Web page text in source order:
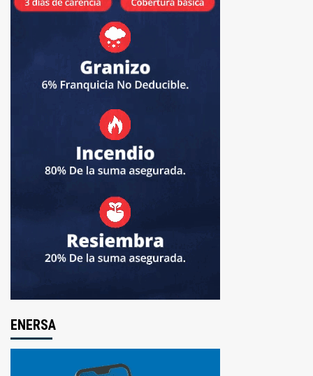
ENERSA